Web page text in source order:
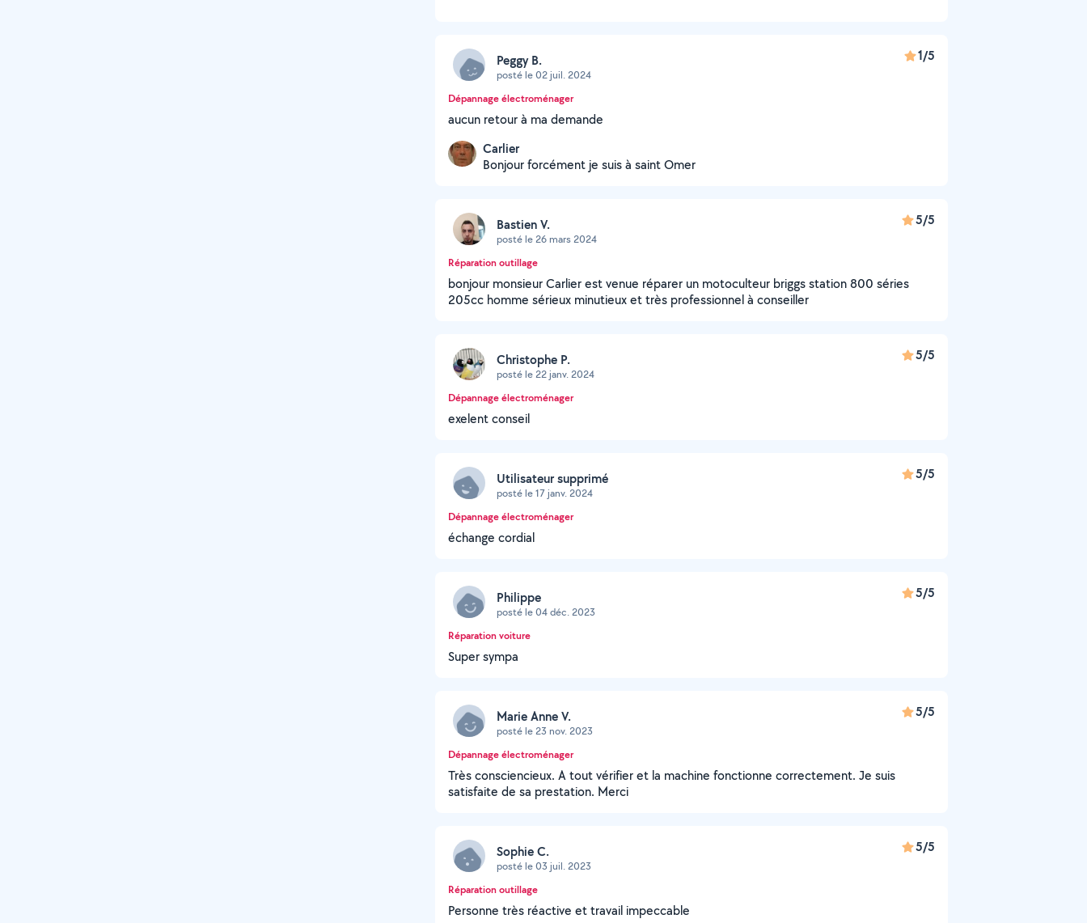
Peggy B.
posté le 02 juil. 2024
1/5
Dépannage électroménager
aucun retour à ma demande
Carlier
Bonjour forcément je suis à saint Omer
Bastien V.
posté le 26 mars 2024
5/5
Réparation outillage
bonjour monsieur Carlier est venue réparer un motoculteur briggs station 800 séries
205cc homme sérieux minutieux et très professionnel à conseiller
Christophe P.
posté le 22 janv. 2024
5/5
Dépannage électroménager
exelent conseil
Utilisateur supprimé
posté le 17 janv. 2024
5/5
Dépannage électroménager
échange cordial
Philippe
posté le 04 déc. 2023
5/5
Réparation voiture
Super sympa
Marie Anne V.
posté le 23 nov. 2023
5/5
Dépannage électroménager
Très consciencieux. A tout vérifier et la machine fonctionne correctement. Je suis
satisfaite de sa prestation. Merci
Sophie C.
posté le 03 juil. 2023
5/5
Réparation outillage
Personne très réactive et travail impeccable